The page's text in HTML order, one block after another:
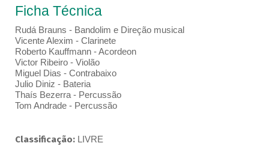
Ficha Técnica
Rudá Brauns - Bandolim e Direção musical
Vicente Alexim - Clarinete
Roberto Kauffmann - Acordeon
Victor Ribeiro - Violão
Miguel Dias - Contrabaixo
Julio Diniz - Bateria
Thaís Bezerra - Percussão
Tom Andrade - Percussão
Classificação: LIVRE